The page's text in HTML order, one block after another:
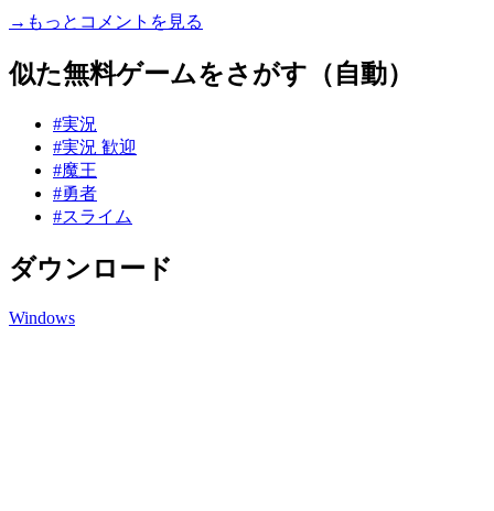
→もっとコメントを見る
似た無料ゲームをさがす（自動）
#実況
#実況 歓迎
#魔王
#勇者
#スライム
ダウンロード
Windows